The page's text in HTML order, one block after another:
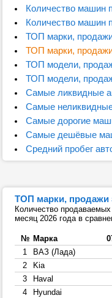
Количество машин
Количество машин
ТОП марки, продажи
ТОП марки,
ТОП модели,
ТОП модели,
Самые ликвидные
Самые
Самые дорогие
Самые дешёвые
Средний пробег
ТОП марки, продажи
Количество
месяц 2026 года в
№ Марка
1
ВАЗ (Лада)
2
Kia
3
Haval
4
Hyundai